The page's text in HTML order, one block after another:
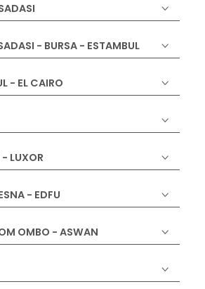
- BURSA - ESTAMBUL
- EL CAIRO
LUXOR
- EDFU
OMBO - ASWAN